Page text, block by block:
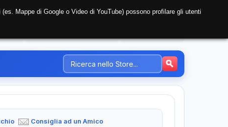
Consiglia ad un Amico
Mappe di Google o Video di YouTube) possono profilare gli utenti